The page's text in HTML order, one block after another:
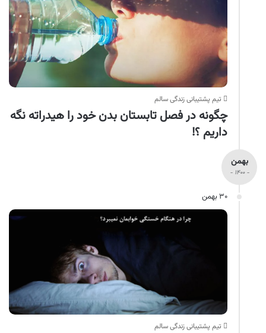
تیم پشتیبانی زندگی سالم
چگونه در فصل تابستان بدن خود را هیدراته نگه
داریم ؟!
بهمن
- ۱۴۰۰ -
۳۰ بهمن
تیم پشتیبانی زندگی سالم